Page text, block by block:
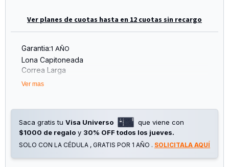
Ver planes de cuotas hasta en 12 cuotas sin recargo
Garantia:1 AÑO
Lona Capitoneada
Correa Larga
Interior Con División
Ver mas
Saca gratis tu Visa Universo
que viene con
$1000 de regalo y 30% OFF todos los jueves.
SOLO CON LA CÉDULA , GRATIS POR 1 AÑO . SOLICITALA AQUÍ